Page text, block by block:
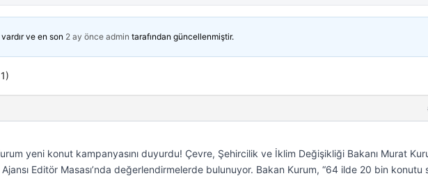
ve en son 2 ay önce admin tarafından güncellenmiştir.
yeni konut kampanyasını duyurdu! Çevre, Şehircilik ve İklim Değişikliği Bakanı Murat
Editör Masası’nda değerlendirmelerde bulunuyor. Bakan Kurum, “64 ilde 20 bin konutu